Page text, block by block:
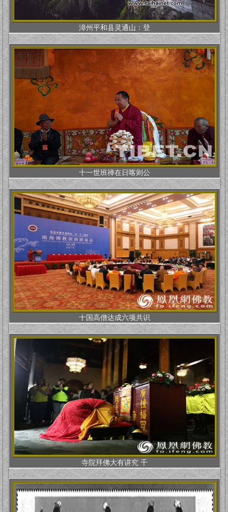
漳州平和县灵通山：登
十一世班禅在日喀则公
十国高僧达成六项共识
寺院拜佛大有讲究 千